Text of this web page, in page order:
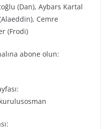
(Dan), Aybars Kartal
Cemre
(Frodi)
abone olun: